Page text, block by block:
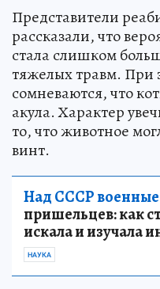
Представители
рассказали, что
стала слишком
тяжелых травм. При
сомневаются, что
акула. Характер
то, что животное
винт.
Над СССР военные
пришельцев: как
искала и изучала
НАУКА